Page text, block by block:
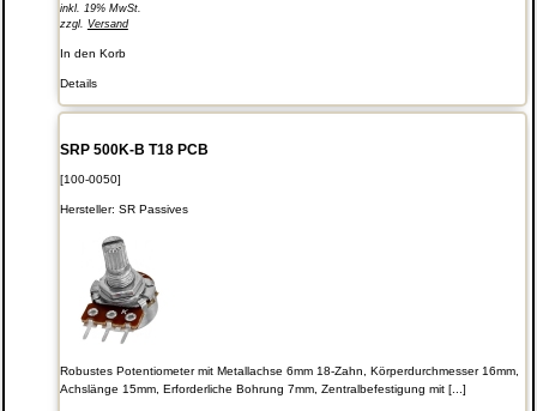
inkl. 19% MwSt.
zzgl. Versand
In den Korb
Details
SRP 500K-B T18 PCB
[100-0050]
Hersteller: SR Passives
Robustes Potentiometer mit Metallachse 6mm 18-Zahn, Körperdurchmesser 16mm,
Achslänge 15mm, Erforderliche Bohrung 7mm, Zentralbefestigung mit [...]